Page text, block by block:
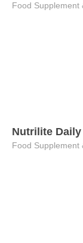
Food Supplement
Nutrilite Daily
Food Supplement